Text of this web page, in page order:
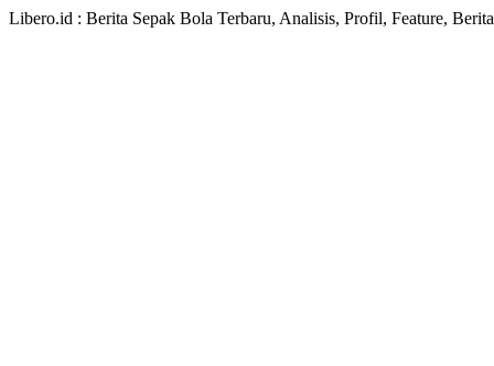
Libero.id : Berita Sepak Bola Terbaru, Analisis, Profil, Feature,